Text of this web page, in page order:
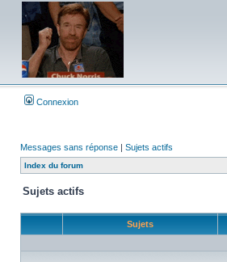
Connexion
Messages sans réponse | Sujets actifs
Index du forum
Sujets actifs
Sujets